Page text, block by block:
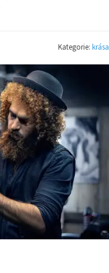
Kategorie: krása